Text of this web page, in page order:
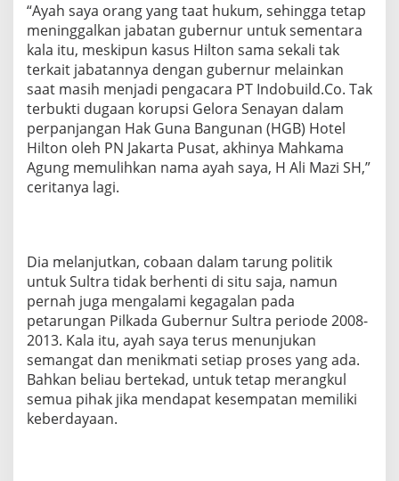
“Ayah saya orang yang taat hukum, sehingga tetap
meninggalkan jabatan gubernur untuk sementara
kala itu, meskipun kasus Hilton sama sekali tak
terkait jabatannya dengan gubernur melainkan
saat masih menjadi pengacara PT Indobuild.Co. Tak
terbukti dugaan korupsi Gelora Senayan dalam
perpanjangan Hak Guna Bangunan (HGB) Hotel
Hilton oleh PN Jakarta Pusat, akhinya Mahkama
Agung memulihkan nama ayah saya, H Ali Mazi SH,”
ceritanya lagi.
Dia melanjutkan, cobaan dalam tarung politik
untuk Sultra tidak berhenti di situ saja, namun
pernah juga mengalami kegagalan pada
petarungan Pilkada Gubernur Sultra periode 2008-
2013. Kala itu, ayah saya terus menunjukan
semangat dan menikmati setiap proses yang ada.
Bahkan beliau bertekad, untuk tetap merangkul
semua pihak jika mendapat kesempatan memiliki
keberdayaan.